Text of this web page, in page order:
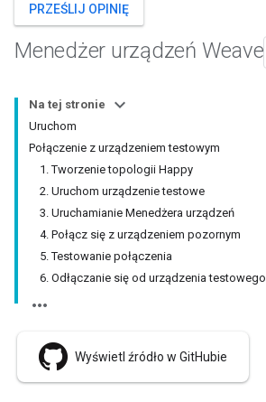
PRZEŚLIJ OPINIĘ
Menedżer urządzeń Weave
Na tej stronie
Uruchom
Połączenie z urządzeniem testowym
1. Tworzenie topologii Happy
2. Uruchom urządzenie testowe
3. Uruchamianie Menedżera urządzeń
4. Połącz się z urządzeniem pozornym
5. Testowanie połączenia
6. Odłączanie się od urządzenia testowego
Wyświetl źródło w GitHubie